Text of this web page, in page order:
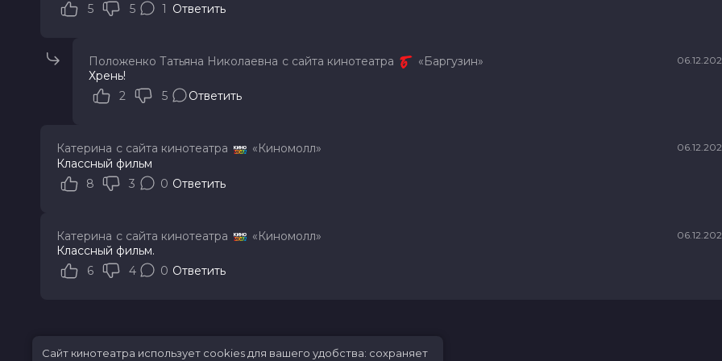
5
5 1 Ответить
Положенко Татьяна Николаевна с сайта кинотеатра «Баргузин»
Хрень!
2
5 Ответить
Катерина с сайта кинотеатра «Киномолл»
Классный фильм
8
3 0 Ответить
Катерина с сайта кинотеатра «Киномолл»
Классный фильм.
6
4 0 Ответить
Сайт кинотеатра использует cookies для вашего удобства: сохраняет